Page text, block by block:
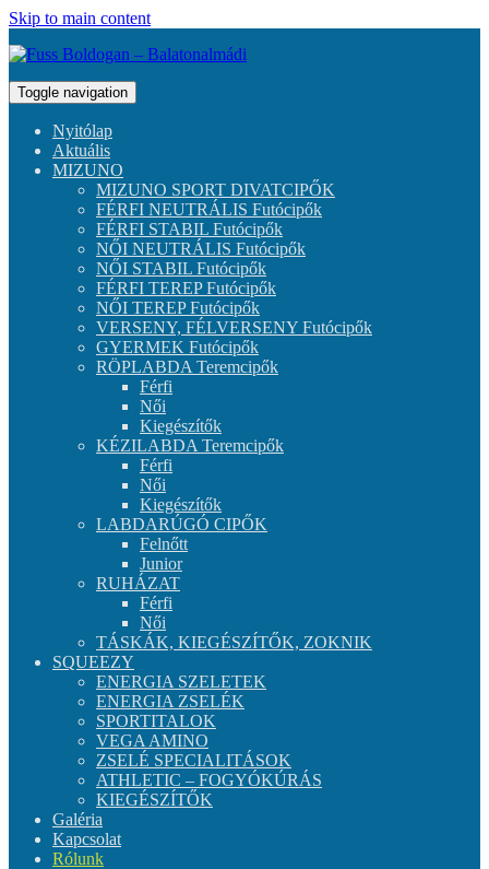
Skip to main content
Toggle navigation
Nyitólap
Aktuális
MIZUNO
MIZUNO SPORT DIVATCIPŐK
FÉRFI NEUTRÁLIS Futócipők
FÉRFI STABIL Futócipők
NŐI NEUTRÁLIS Futócipők
NŐI STABIL Futócipők
FÉRFI TEREP Futócipők
NŐI TEREP Futócipők
VERSENY, FÉLVERSENY Futócipők
GYERMEK Futócipők
RÖPLABDA Teremcipők
Férfi
Női
Kiegészítők
KÉZILABDA Teremcipők
Férfi
Női
Kiegészítők
LABDARÚGÓ CIPŐK
Felnőtt
Junior
RUHÁZAT
Férfi
Női
TÁSKÁK, KIEGÉSZÍTŐK, ZOKNIK
SQUEEZY
ENERGIA SZELETEK
ENERGIA ZSELÉK
SPORTITALOK
VEGA AMINO
ZSELÉ SPECIALITÁSOK
ATHLETIC – FOGYÓKÚRÁS
KIEGÉSZÍTŐK
Galéria
Kapcsolat
Rólunk